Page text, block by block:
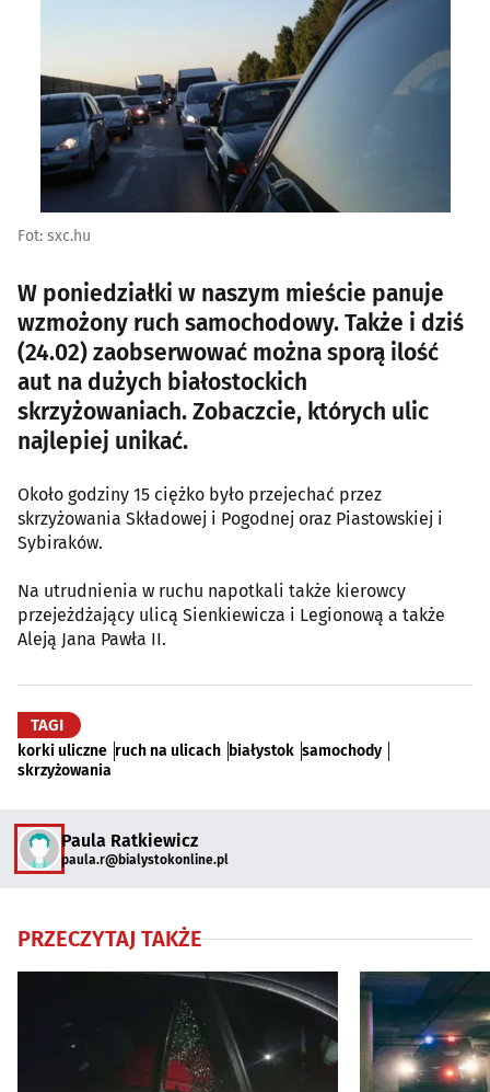
Fot: sxc.hu
W poniedziałki w naszym mieście panuje
wzmożony ruch samochodowy. Także i dziś
(24.02) zaobserwować można sporą ilość
aut na dużych białostockich
skrzyżowaniach. Zobaczcie, których ulic
najlepiej unikać.
Około godziny 15 ciężko było przejechać przez
skrzyżowania Składowej i Pogodnej oraz Piastowskiej i
Sybiraków.
Na utrudnienia w ruchu napotkali także kierowcy
przejeżdżający ulicą Sienkiewicza i Legionową a także
Aleją Jana Pawła II.
TAGI
korki uliczne ruch na ulicach białystok samochody
skrzyżowania
Paula Ratkiewicz
paula.r@bialystokonline.pl
PRZECZYTAJ TAKŻE